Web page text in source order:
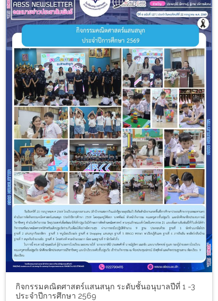
กิจกรรมคณิตศาสตร์แสนสนุก ระดับชั้นอนุบาลปีที่ 1 -3
ประจำปีการศึกษา 2569